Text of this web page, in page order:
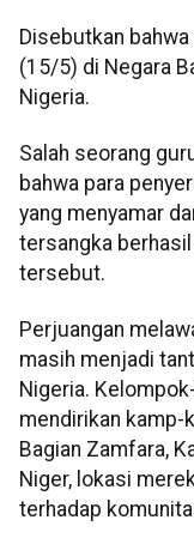
Disebutkan
(15/5) di Negara
Nigeria.
Salah seorang
bahwa para
yang menyamar
tersangka
tersebut.
Perjuangan
masih menjadi
Nigeria.
mendirikan kamp-
Bagian Zamfara,
Niger, lokasi
terhadap